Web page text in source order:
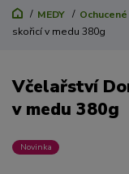
MEDY
skořicí v medu 380g
Včelařství
v medu 380g
Novinka